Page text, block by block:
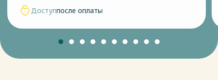
Доступпосле оплаты